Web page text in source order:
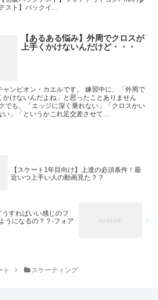
スト】バックイ...
【あるある悩み】外周でクロスが
上手くかけないんだけど・・・
ャンピオン・カエルです。 練習中に、「外周で
かけないんだよね」と思ったことありません
でも、「エッジに深く乗れない」「クロスかい
い」「というかこれ足交差させて...
【スケート1年目向け】上達の必須条件！最
近いつ上手い人の動画見た？？
うすればいい感じのフ
うになるの？？-フォア
ト スケーティング